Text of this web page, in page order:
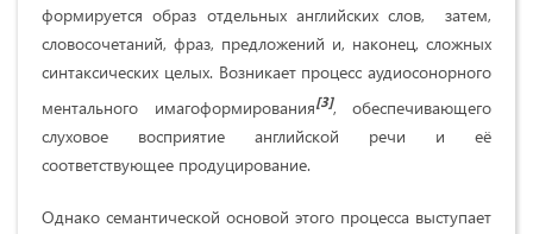
формируется образ отдельных английских слов, затем,
словосочетаний, фраз, предложений и, наконец, сложных
синтаксических целых. Возникает процесс аудиосонорного
ментального имагоформирования[3], обеспечивающего
слуховое восприятие английской речи и её
соответствующее продуцирование.
Однако семантической основой этого процесса выступает